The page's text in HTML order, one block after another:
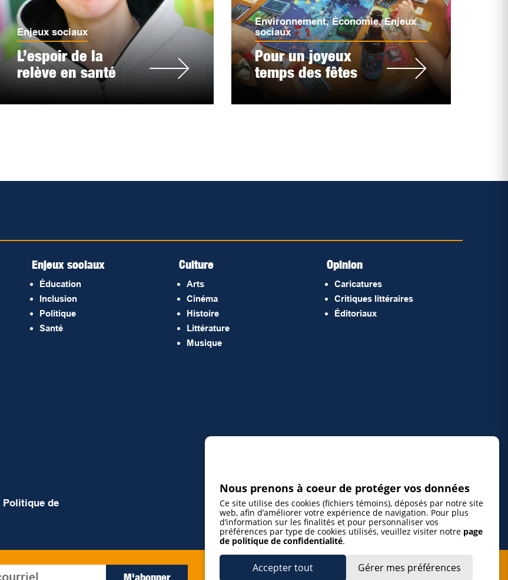
Enjeux sociaux
L’espoir de la
relève en santé
Environnement,Économie,Enjeux
sociaux
Pour un joyeux
temps des fêtes
Enjeux sociaux
Éducation
Inclusion
Politique
Santé
Culture
Arts
Cinéma
Histoire
Littérature
Musique
Opinion
Caricatures
Critiques littéraires
Éditoriaux
Politique de
M'abonner
J’accepte de m’abonner à l’infolettre de La Gazette de la Mauricie et de
Nous prenons à coeur de protéger vos données
Ce site utilise des cookies (fichiers témoins), déposés par notre site
web, afin d’améliorer votre expérience de navigation. Pour plus
d’information sur les finalités et pour personnaliser vos
préférences par type de cookies utilisés, veuillez visiter notre page
de politique de confidentialité.
Accepter tout Gérer mes préférences